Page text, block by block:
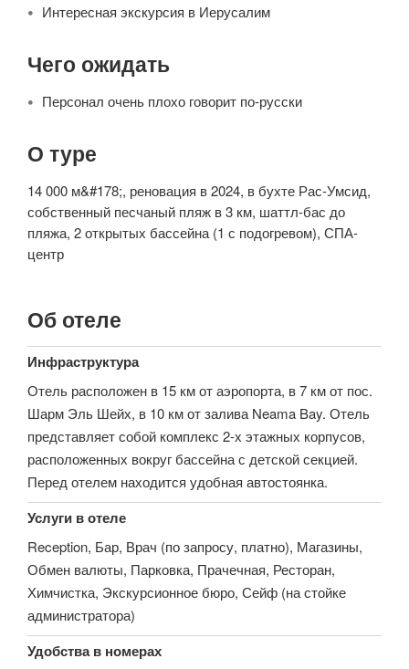
Интересная экскурсия в Иерусалим
Чего ожидать
Персонал очень плохо говорит по-русски
О туре
14 000 м&#178;, реновация в 2024, в бухте Рас-Умсид,
собственный песчаный пляж в 3 км, шаттл-бас до
пляжа, 2 открытых бассейна (1 с подогревом), СПА-
центр
Об отеле
Инфраструктура
Отель расположен в 15 км от аэропорта, в 7 км от пос.
Шарм Эль Шейх, в 10 км от залива Neama Bay. Отель
представляет собой комплекс 2-х этажных корпусов,
расположенных вокруг бассейна с детской секцией.
Перед отелем находится удобная автостоянка.
Услуги в отеле
Reception, Бар, Врач (по запросу, платно), Магазины,
Обмен валюты, Парковка, Прачечная, Ресторан,
Химчистка, Экскурсионное бюро, Сейф (на стойке
администратора)
Удобства в номерах